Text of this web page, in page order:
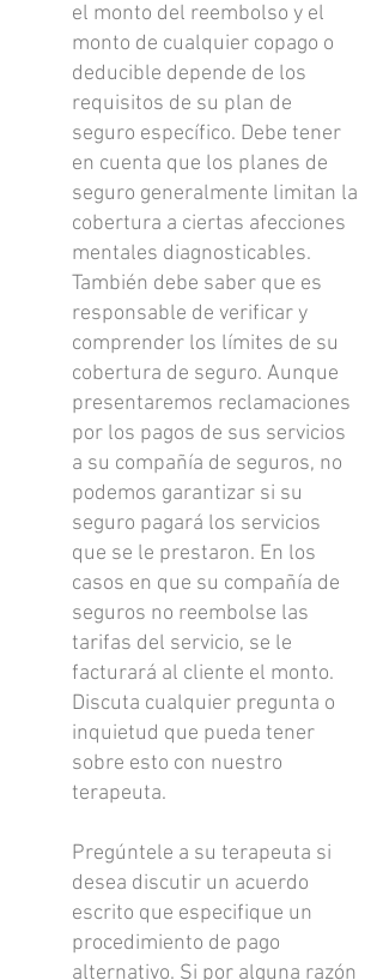
el monto del reembolso y el
monto de cualquier copago o
deducible depende de los
requisitos de su plan de
seguro específico. Debe tener
en cuenta que los planes de
seguro generalmente limitan la
cobertura a ciertas afecciones
mentales diagnosticables.
También debe saber que es
responsable de verificar y
comprender los límites de su
cobertura de seguro. Aunque
presentaremos reclamaciones
por los pagos de sus servicios
a su compañía de seguros, no
podemos garantizar si su
seguro pagará los servicios
que se le prestaron. En los
casos en que su compañía de
seguros no reembolse las
tarifas del servicio, se le
facturará al cliente el monto.
Discuta cualquier pregunta o
inquietud que pueda tener
sobre esto con nuestro
terapeuta.
Pregúntele a su terapeuta si
desea discutir un acuerdo
escrito que especifique un
procedimiento de pago
alternativo. Si por alguna razón